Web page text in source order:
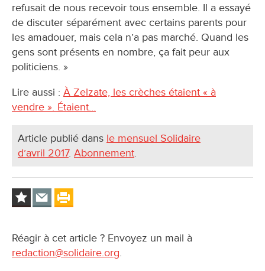
refusait de nous recevoir tous ensemble. Il a essayé
de discuter séparément avec certains parents pour
les amadouer, mais cela n’a pas marché. Quand les
gens sont présents en nombre, ça fait peur aux
politiciens. »
Lire aussi : À Zelzate, les crèches étaient « à
vendre ». Étaient…
Article publié dans le mensuel Solidaire
d’avril 2017. Abonnement.
Réagir à cet article ? Envoyez un mail à
redaction@solidaire.org.